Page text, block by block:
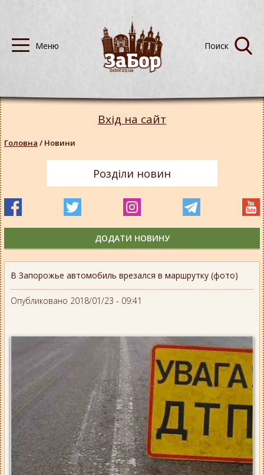
В Запорожье автомобиль врезался в маршрутку (фото)
Опубликовано 2018/01/23 - 09:41
Вхід на сайт
Головна / Новини
Розділи новин
ДОДАТИ НОВИНУ